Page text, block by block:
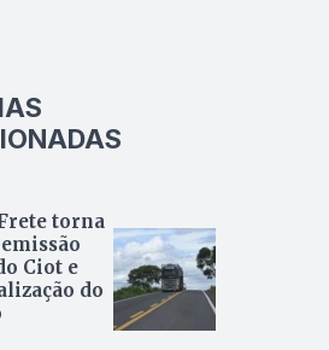
torna
Ciot e
do